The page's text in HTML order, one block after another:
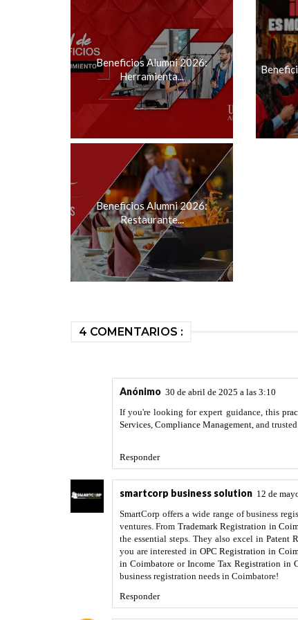
Beneficios Alumni 2026:
Herramienta...
Beneficios Alumni 2026:
Restaurante...
4 COMENTARIOS :
Anónimo 30 de abril de 2025 a las 3:10
If you're looking for expert guidance, this
Services, Compliance Management, and trusted
Responder
smartcorp business solution 12 de
SmartCorp offers a wide range of business
ventures. From Trademark Registration in
the essential steps. They also excel in Patent
you are interested in OPC Registration in
in Coimbatoreor Income Tax Registration in
business registration needs in Coimbatore!
Responder